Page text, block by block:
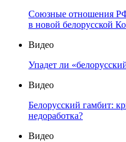
Союзные отношения
в новой белорусской
Видео
Упадет ли
Видео
Белорусский гамбит:
недоработка?
Видео